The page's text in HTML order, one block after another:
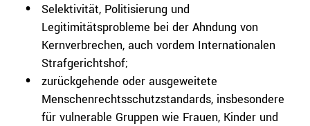
Selektivität, Politisierung und
Legitimitätsprobleme bei der Ahndung von
Kernverbrechen, auch vordem Internationalen
Strafgerichtshof;
zurückgehende oder ausgeweitete
Menschenrechtsschutzstandards, insbesondere
für vulnerable Gruppen wie Frauen, Kinder und